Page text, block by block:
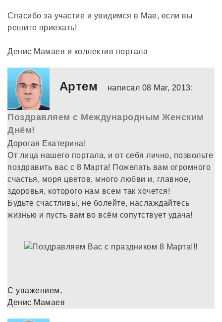
Спасибо за участие и увидимся в Мае, если вы
решите приехать!
Денис Мамаев и коллектив портала
Артем написал 08 Mar, 2013:
Поздравляем с Международным Женским
Днём!
Дорогая Екатерина!
От лица нашего портала, и от себя лично, позвольте
поздравить вас с 8 Марта! Пожелать вам огромного
счастья, моря цветов, много любви и, главное,
здоровья, которого нам всем так хочется!
Будьте счастливы, не болейте, наслаждайтесь
жизнью и пусть вам во всём сопутствует удача!
С уважением,
Денис Мамаев